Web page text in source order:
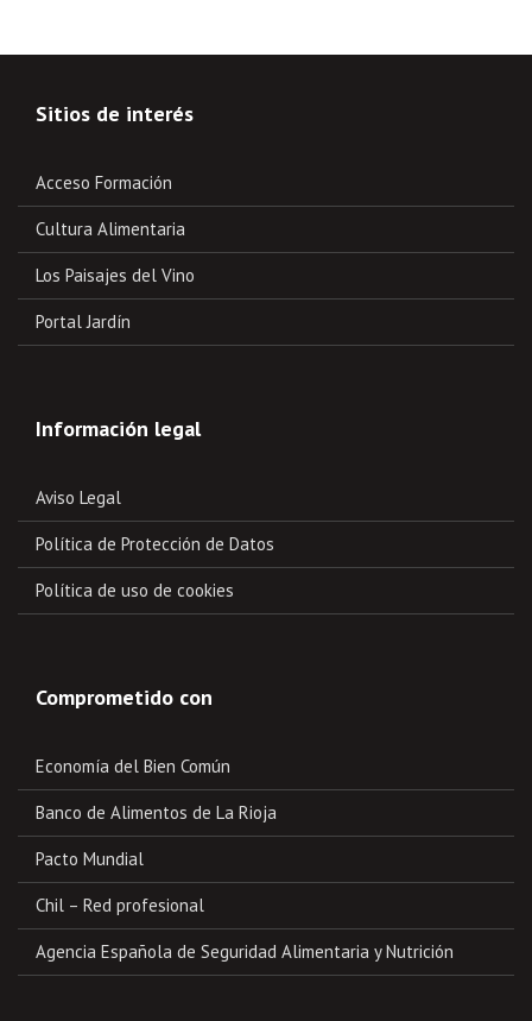
Sitios de interés
Acceso Formación
Cultura Alimentaria
Los Paisajes del Vino
Portal Jardín
Información legal
Aviso Legal
Política de Protección de Datos
Política de uso de cookies
Comprometido con
Economía del Bien Común
Banco de Alimentos de La Rioja
Pacto Mundial
Chil – Red profesional
Agencia Española de Seguridad Alimentaria y Nutrición